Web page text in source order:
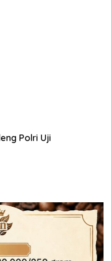
Polri Uji